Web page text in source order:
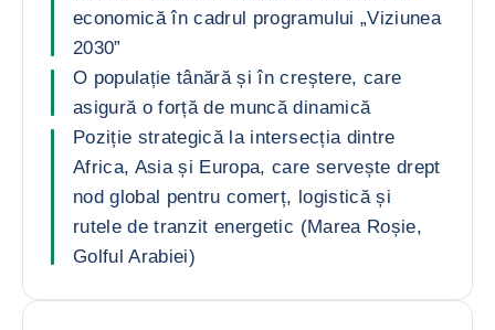
economică în cadrul programului „Viziunea
2030”
O populație tânără și în creștere, care
asigură o forță de muncă dinamică
Poziție strategică la intersecția dintre
Africa, Asia și Europa, care servește drept
nod global pentru comerț, logistică și
rutele de tranzit energetic (Marea Roșie,
Golful Arabiei)